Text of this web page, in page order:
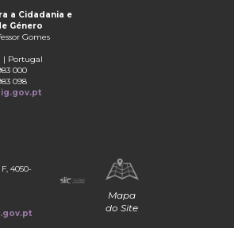
a Cidadania e
Género
Gomes
| Portugal
000
098
4050-
Mapa
do Site